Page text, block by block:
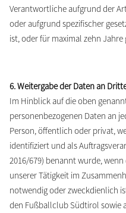
Verantwortliche aufgrund der
oder aufgrund spezifischer
ist, oder für maximal zehn Jahre
6. Weitergabe der Daten an
Im Hinblick auf die oben
personenbezogenen Daten an
Person, öffentlich oder privat,
identifiziert und als
2016/679) benannt wurde,
unserer Tätigkeit im
notwendig oder zweckdienlich
den Fußballclub Südtirol sowie